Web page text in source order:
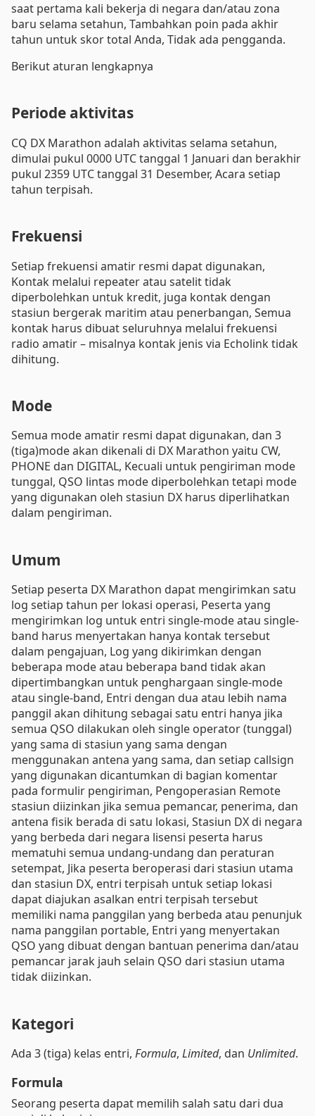
saat pertama kali bekerja di negara dan/atau zona
baru selama setahun, Tambahkan poin pada akhir
tahun untuk skor total Anda, Tidak ada pengganda.
Berikut aturan lengkapnya
Periode aktivitas
CQ DX Marathon adalah aktivitas selama setahun,
dimulai pukul 0000 UTC tanggal 1 Januari dan berakhir
pukul 2359 UTC tanggal 31 Desember, Acara setiap
tahun terpisah.
Frekuensi
Setiap frekuensi amatir resmi dapat digunakan,
Kontak melalui repeater atau satelit tidak
diperbolehkan untuk kredit, juga kontak dengan
stasiun bergerak maritim atau penerbangan, Semua
kontak harus dibuat seluruhnya melalui frekuensi
radio amatir – misalnya kontak jenis via Echolink tidak
dihitung.
Mode
Semua mode amatir resmi dapat digunakan, dan 3
(tiga)mode akan dikenali di DX Marathon yaitu CW,
PHONE dan DIGITAL, Kecuali untuk pengiriman mode
tunggal, QSO lintas mode diperbolehkan tetapi mode
yang digunakan oleh stasiun DX harus diperlihatkan
dalam pengiriman.
Umum
Setiap peserta DX Marathon dapat mengirimkan satu
log setiap tahun per lokasi operasi, Peserta yang
mengirimkan log untuk entri single-mode atau single-
band harus menyertakan hanya kontak tersebut
dalam pengajuan, Log yang dikirimkan dengan
beberapa mode atau beberapa band tidak akan
dipertimbangkan untuk penghargaan single-mode
atau single-band, Entri dengan dua atau lebih nama
panggil akan dihitung sebagai satu entri hanya jika
semua QSO dilakukan oleh single operator (tunggal)
yang sama di stasiun yang sama dengan
menggunakan antena yang sama, dan setiap callsign
yang digunakan dicantumkan di bagian komentar
pada formulir pengiriman, Pengoperasian Remote
stasiun diizinkan jika semua pemancar, penerima, dan
antena fisik berada di satu lokasi, Stasiun DX di negara
yang berbeda dari negara lisensi peserta harus
mematuhi semua undang-undang dan peraturan
setempat, Jika peserta beroperasi dari stasiun utama
dan stasiun DX, entri terpisah untuk setiap lokasi
dapat diajukan asalkan entri terpisah tersebut
memiliki nama panggilan yang berbeda atau penunjuk
nama panggilan portable, Entri yang menyertakan
QSO yang dibuat dengan bantuan penerima dan/atau
pemancar jarak jauh selain QSO dari stasiun utama
tidak diizinkan.
Kategori
Ada 3 (tiga) kelas entri, Formula, Limited, dan Unlimited.
Formula
Seorang peserta dapat memilih salah satu dari dua